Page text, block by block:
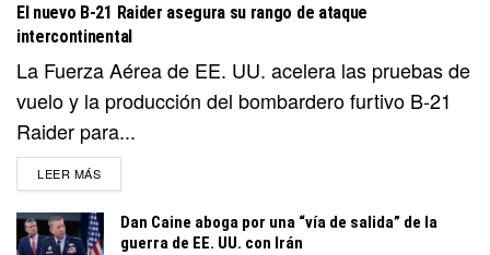
El nuevo B-21 Raider asegura su rango de ataque
intercontinental
La Fuerza Aérea de EE. UU. acelera las pruebas de
vuelo y la producción del bombardero furtivo B-21
Raider para...
LEER MÁSDETAILS
Dan Caine aboga por una “vía de salida” de la
guerra de EE. UU. con Irán